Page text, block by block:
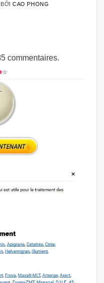
BỞICAO PHONG
commentaires.